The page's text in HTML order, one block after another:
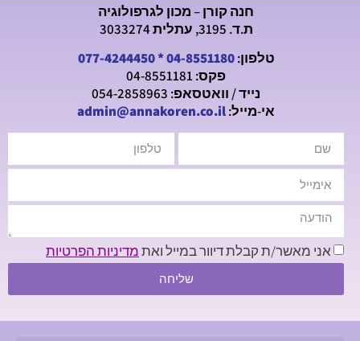
חנה קורן – מכון לגרפולוגיה
ת.ד. 3195, עתלית 3033274
טלפון:04-8551180
*
077-4244450
פקס: 04-8551181
נייד / וואטסאפ: 054-2858963
אי-מייל:admin@annakoren.co.il
אני מאשר/ת קבלת דיוור במייל ואתמדיניות הפרטיות
שליחה